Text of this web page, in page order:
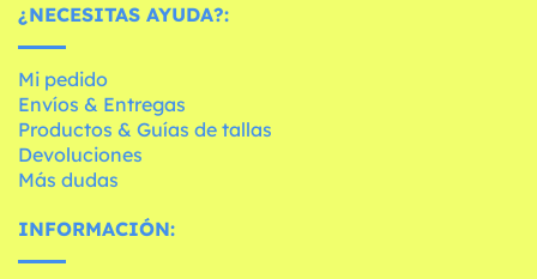
¿NECESITAS AYUDA?:
Mi pedido
Envíos & Entregas
Productos & Guías de tallas
Devoluciones
Más dudas
INFORMACIÓN: